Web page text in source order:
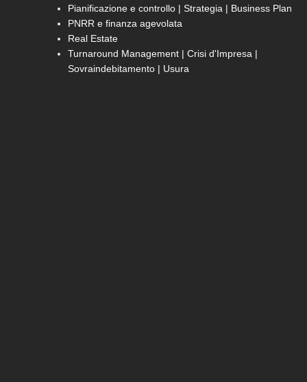
Pianificazione e controllo | Strategia | Business Plan
PNRR e finanza agevolata
Real Estate
Turnaround Management | Crisi d'Impresa |
Sovraindebitamento | Usura